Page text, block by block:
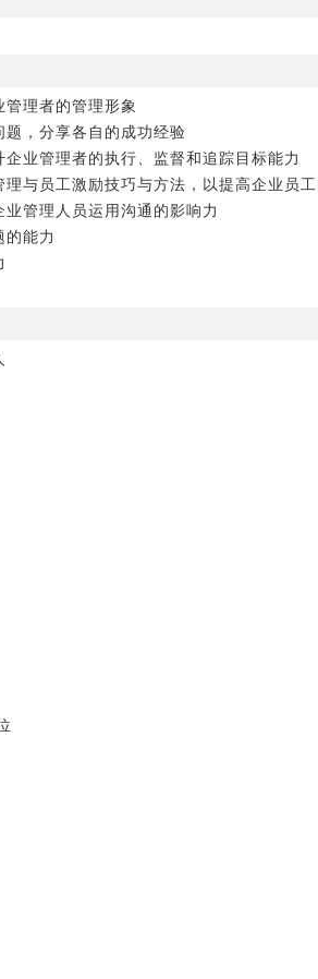
理者的管理形象
，分享各自的成功经验
业管理者的执行、监督和追踪目标能力
与员工激励技巧与方法，以提高企业员
管理人员运用沟通的影响力
能力